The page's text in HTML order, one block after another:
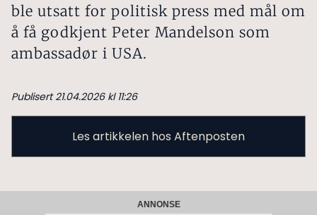
ble utsatt for politisk press med mål om
å få godkjent Peter Mandelson som
ambassadør i USA.
Publisert 21.04.2026 kl 11:26
Les artikkelen hos Aftenposten
ANNONSE